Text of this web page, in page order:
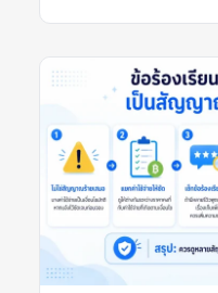
ของเจ้าของที่พัก สิ่งสำคัญคื
ก่อนตัดสินใจจอง ทำไมควร
แหล่ง หมายถึงอะไร? ทำไม
แหล่ง หมายถึงการนำข้อมู
ประกาศไว้หรือไม่ ไม่ใช่ดูรี
ไม่ดี รีวิวแต่ละแหล่งมีจุดแ
เข้าพักจริงจำนวนมาก บาง
ปัจจุบัน บางแหล่งมีคอมเมน
เข้ายาก สระไม่สะอาด กฎเ
เปรียบเทียบจึงไม่ได้ทำเพื่
รอบด้าน โดยเฉพาะพูลวิลล่
สำหรับหลายคน หากเลือกผิ